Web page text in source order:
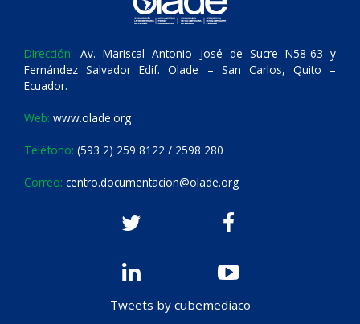
Dirección: Av. Mariscal Antonio José de Sucre N58-63 y
Fernández Salvador Edif. Olade – San Carlos, Quito –
Ecuador.
Web: www.olade.org
Teléfono: (593 2) 259 8122 / 2598 280
Correo: centro.documentacion@olade.org
Tweets by cubemediaco